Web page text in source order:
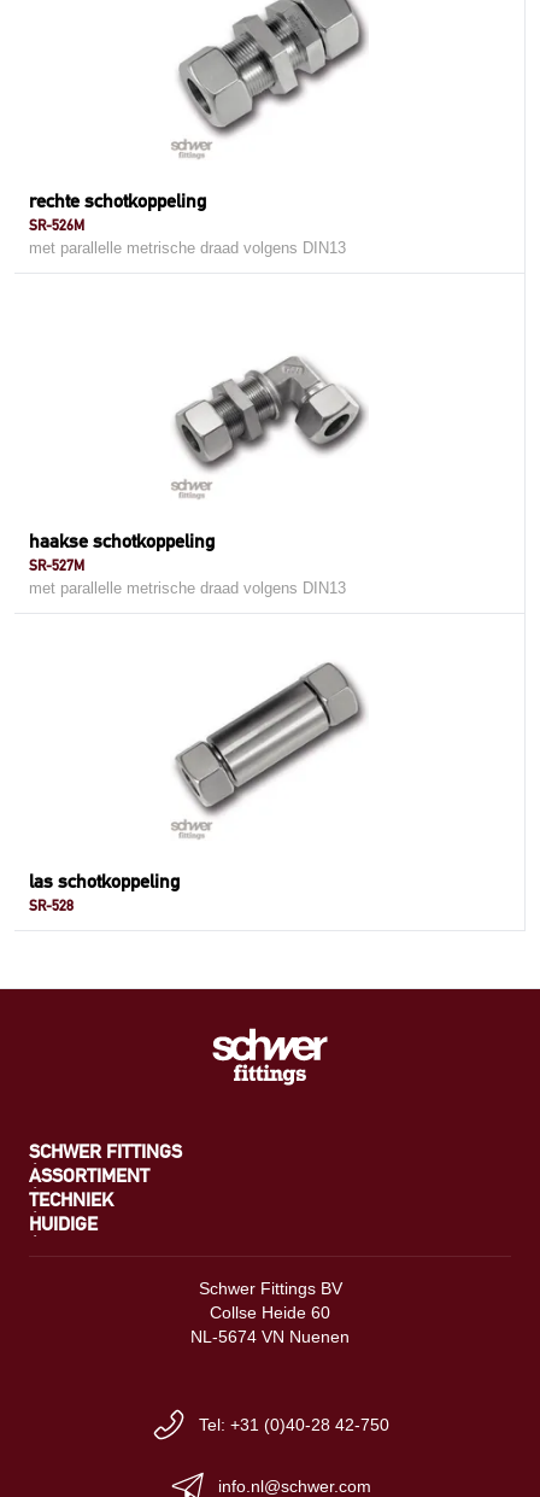
rechte schotkoppeling
SR-526M
met parallelle metrische draad volgens DIN13
haakse schotkoppeling
SR-527M
met parallelle metrische draad volgens DIN13
las schotkoppeling
SR-528
SCHWER FITTINGS
ASSORTIMENT
TECHNIEK
HUIDIGE
Schwer Fittings BV
Collse Heide 60
NL-5674 VN Nuenen
Tel: +31 (0)40-28 42-750
info.nl@schwer.com